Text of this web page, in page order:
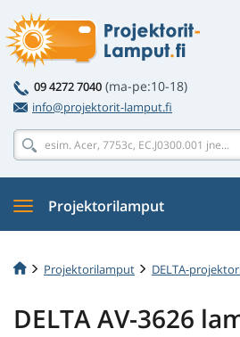
09 4272 7040 (ma-pe:10-18)
info@projektorit-lamput.fi
Projektorilamput
Projektorilamput DELTA-
DELTA AV-3626